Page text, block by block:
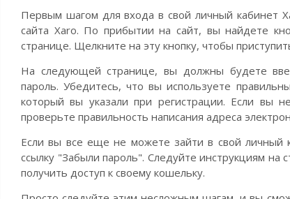
Первым шагом для входа в свой личный кабинет
сайта Xaro. По прибытии на сайт, вы найдете
странице. Щелкните на эту кнопку, чтобы
На следующей странице, вы должны будете
пароль. Убедитесь, что вы используете
который вы указали при регистрации. Если вы
проверьте правильность написания адреса
Если вы все еще не можете зайти в свой личный
ссылку "Забыли пароль". Следуйте инструкциям на
получить доступ к своему кошельку.